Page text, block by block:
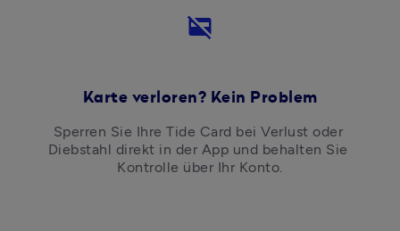
credit_card_off
Karte verloren? Kein Problem
Sperren Sie Ihre Tide Card bei Verlust oder
Diebstahl direkt in der App und behalten Sie
Kontrolle über Ihr Konto.